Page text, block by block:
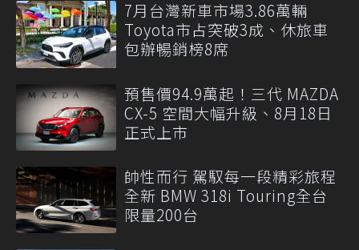
7月台灣新車市場3.86萬輛
Toyota市占突破3成、休旅車
包辦暢銷榜8席
預售價94.9萬起！三代 MAZDA
CX-5 空間大幅升級、8月18日
正式上市
帥性而行 駕馭每一段精彩旅程
全新 BMW 318i Touring全台
限量200台